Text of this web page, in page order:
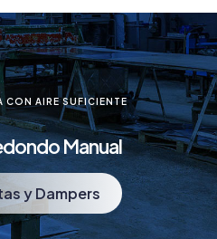
CON AIRE SUFICIENTE
Manual
y Dampers